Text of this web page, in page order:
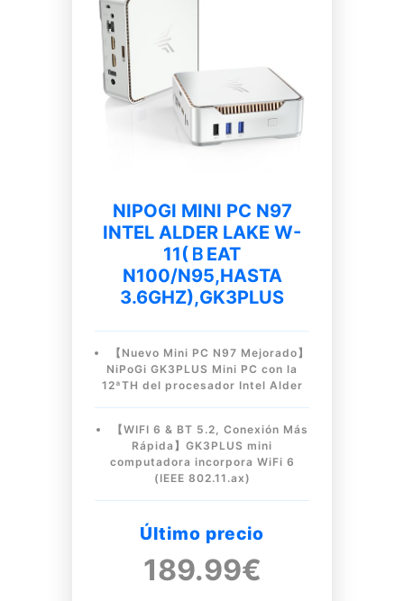
NIPOGI MINI PC N97
ΙNTEL ALDER LAKE W-
11(ＢEAT
N100/N95,HASTA
3.6GHZ),GK3PLUS
【Nuevo Mini PC N97 Mejorado】
NiPoGi GK3PLUS Mini PC con la
12ªTH del procesador Ιntel Alder
【WIFI 6 & BT 5.2, Conexión Más
Rápida】GK3PLUS mini
computadora incorpora WiFi 6
(IEEE 802.11.ax)
Último precio
189.99€